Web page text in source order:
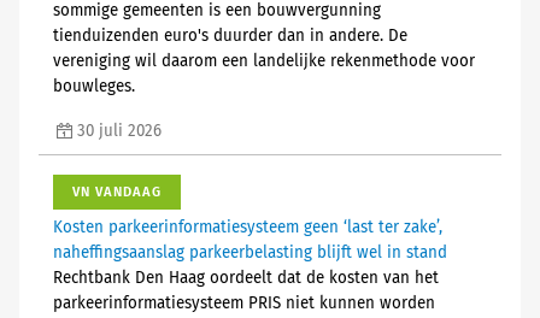
sommige gemeenten is een bouwvergunning
tienduizenden euro's duurder dan in andere. De
vereniging wil daarom een landelijke rekenmethode voor
bouwleges.
30 juli 2026
VN VANDAAG
Kosten parkeerinformatiesysteem geen ‘last ter zake’,
naheffingsaanslag parkeerbelasting blijft wel in stand
Rechtbank Den Haag oordeelt dat de kosten van het
parkeerinformatiesysteem PRIS niet kunnen worden